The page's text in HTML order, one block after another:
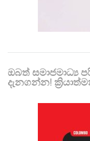
ඔබත් සමාජමාධ්‍ය
දැනගන්න!